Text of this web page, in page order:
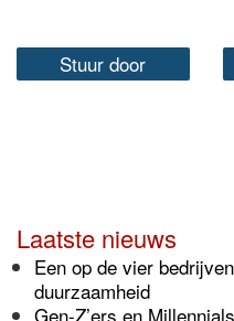
Stuur door
Laatste nieuws
Een op de vier
duurzaamheid
Gen-Z’ers en